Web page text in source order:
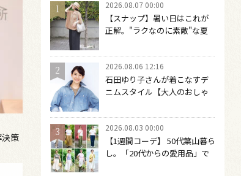
策
2026.08.07 00:00
【スナップ】暑い日はこれが
正解。"ラクなのに素敵"な夏
2026.08.06 12:16
石田ゆり子さんが着こなすデ
ニムスタイル【大人のおしゃ
どファッションは自由になる
2026.08.03 00:00
【1週間コーデ】 50代葉山暮ら
し。「20代からの愛用品」で